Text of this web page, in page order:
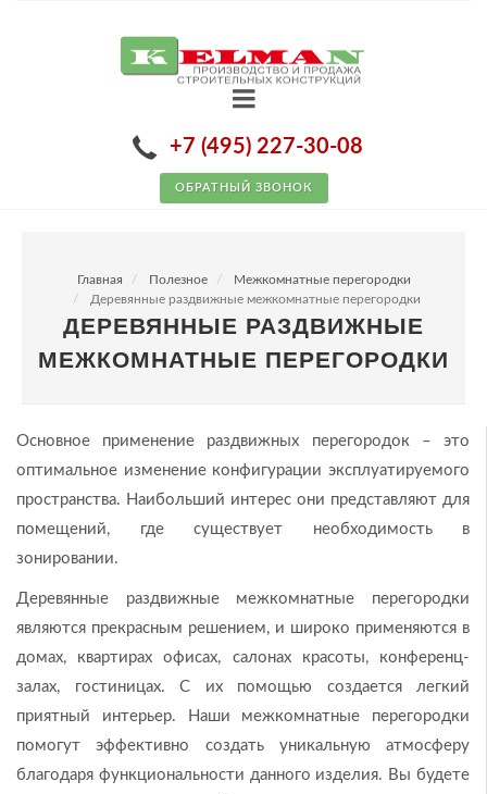
+7 (495) 227-30-08
ОБРАТНЫЙ ЗВОНОК
Главная Полезное
Межкомнатные перегородки
Деревянные раздвижные межкомнатные перегородки
ДЕРЕВЯННЫЕ РАЗДВИЖНЫЕ
МЕЖКОМНАТНЫЕ ПЕРЕГОРОДКИ
Основное применение раздвижных перегородок – это
оптимальное изменение конфигурации эксплуатируемого
пространства. Наибольший интерес они представляют для
помещений, где существует необходимость в
зонировании.
Деревянные раздвижные межкомнатные перегородки
являются прекрасным решением, и широко применяются в
домах, квартирах офисах, салонах красоты, конференц-
залах, гостиницах. С их помощью создается легкий
приятный интерьер. Наши межкомнатные перегородки
помогут эффективно создать уникальную атмосферу
благодаря функциональности данного изделия. Вы будете